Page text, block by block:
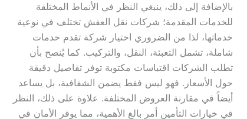
بالإضافة إلى ذلك، ينبغي النظر في الأنماط المختلفة
للخدمات المقدمة؛ شركات نقل العفش تختلف في نوعية
خدماتها، لذا من الضروري اختيار شركة تقدم خدمات
شاملة، تشمل التعبئة، النقل، والتركيب. كما يُنصح بأن
تطلب الشركات اقتباسات مكتوبة توفر تفاصيل دقيقة
حول الأسعار. فهو ليس فقط يضمن الشفافية، بل يساعد
أيضاً في مقارنة العروض المختلفة. علاوة على ذلك، النظر
في خيارات التأمين أمر بالغ الأهمية، مما يوفر الأمان في